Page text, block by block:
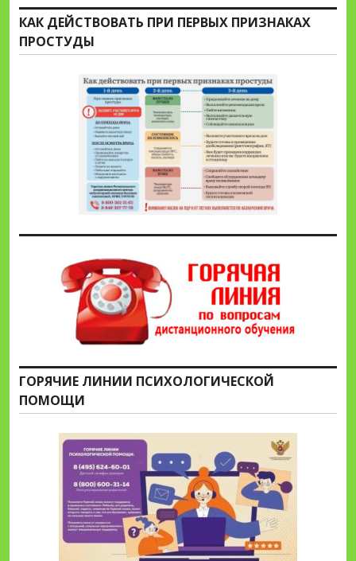
КАК ДЕЙСТВОВАТЬ ПРИ ПЕРВЫХ ПРИЗНАКАХ
ПРОСТУДЫ
ГОРЯЧИЕ ЛИНИИ ПСИХОЛОГИЧЕСКОЙ
ПОМОЩИ